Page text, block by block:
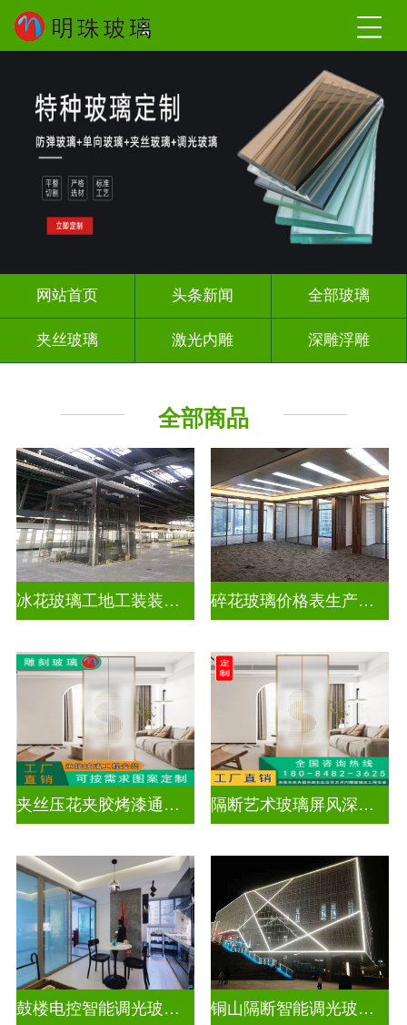
网站首页 头条新闻 全部玻璃
夹丝玻璃 激光内雕 深雕浮雕
千 层 镜
全部商品
冰花玻璃工地工装装饰玻璃 碎花玻璃价格表生产电话
夹丝压花夹胶烤漆通电深雕浮雕玻璃 隔断艺术玻璃屏风深雕浮雕玻璃
鼓楼电控智能调光玻璃安装方法 铜山隔断智能调光玻璃安装电话